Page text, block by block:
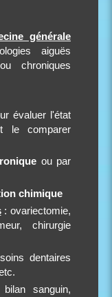
générale
aiguës
chroniques
évaluer l'état
le comparer
ou par
chimique
: ovariectomie,
chirurgie
dentaires
sanguin,